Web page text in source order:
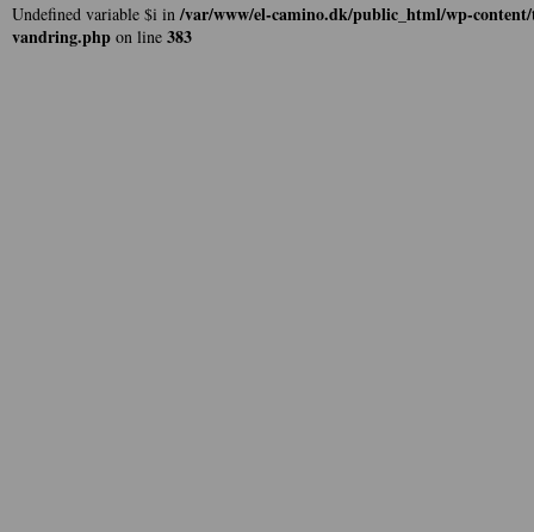
Undefined variable $i in/var/www/el-camino.dk/public_html/wp-content/
vandring.php on line 383